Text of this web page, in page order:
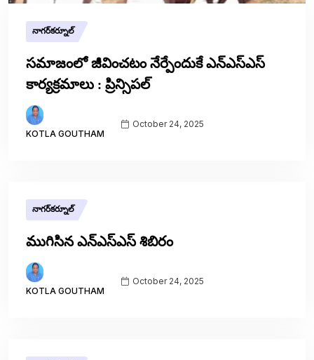
నాగర్‌కర్నూల్
సమాజంలో జీవించటం నేర్పేందుకే ఎన్ఎస్ఎస్
కార్యక్రమాలు : ప్రిన్సిపల్
KOTLA GOUTHAM
October 24, 2025
నాగర్‌కర్నూల్
ముగిసిన ఎన్ఎస్ఎస్ శిబిరం
KOTLA GOUTHAM
October 24, 2025